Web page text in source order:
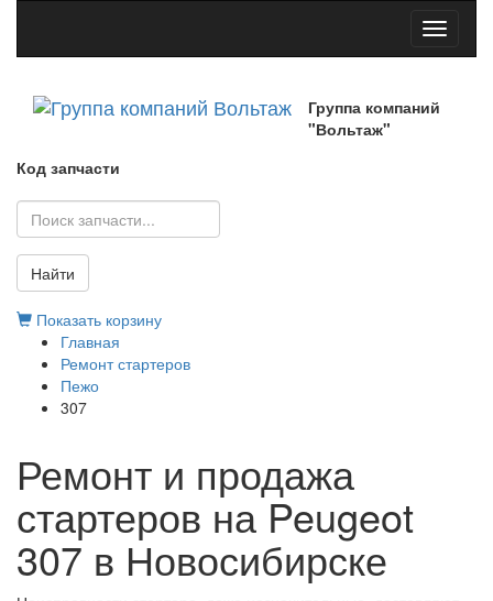
Toggle
Группа компаний
"Вольтаж"
Код запчасти
Найти
Показать корзину
Главная
Ремонт стартеров
Пежо
307
Ремонт и продажа
стартеров на Peugeot
307 в Новосибирске